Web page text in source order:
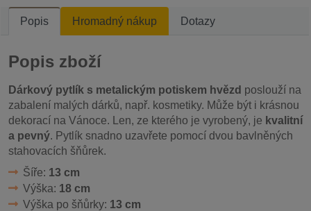
Popis Hromadný nákup Dotazy
Popis zboží
Dárkový pytlík s metalickým potiskem hvězd poslouží na
zabalení malých dárků, např. kosmetiky. Může být i krásnou
dekorací na Vánoce. Len, ze kterého je vyrobený, je kvalitní
a pevný. Pytlík snadno uzavřete pomocí dvou bavlněných
stahovacích šňůrek.
Šíře: 13 cm
Výška: 18 cm
Výška po šňůrky: 13 cm